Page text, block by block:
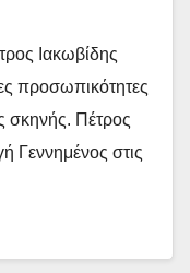
Ιακωβίδης
προσωπικότητες
σκηνής. Πέτρος
Γεννημένος στις